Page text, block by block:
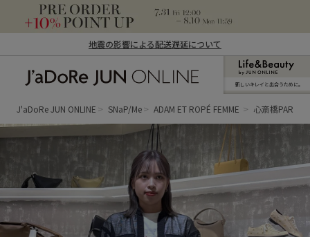
地震の影響による配送遅延について
ン オンライン）
新しいキレイと出合うために。
J'aDoRe JUN ONLINE SNaP/Me ADAM ET ROPÉ FEMME 心斎橋PARCO